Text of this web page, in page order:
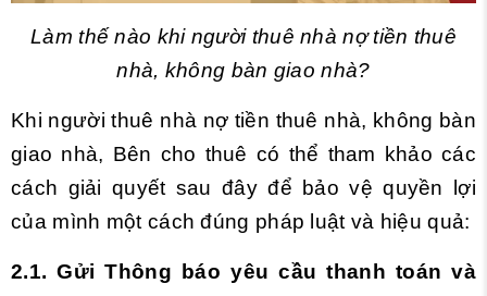
Làm thế nào khi người thuê nhà nợ tiền thuê
nhà, không bàn giao nhà?
Khi người thuê nhà nợ tiền thuê nhà, không bàn
giao nhà, Bên cho thuê có thể tham khảo các
cách giải quyết sau đây để bảo vệ quyền lợi
của mình một cách đúng pháp luật và hiệu quả:
2.1. Gửi Thông báo yêu cầu thanh toán và